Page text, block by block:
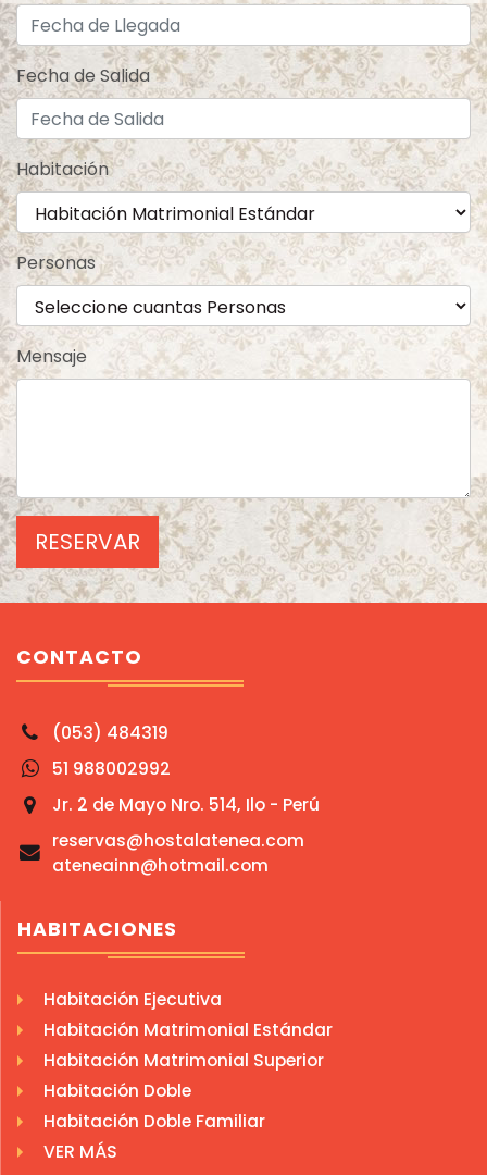
Fecha de Salida
Habitación
Personas
Mensaje
RESERVAR
CONTACTO
(053) 484319
51 988002992
Jr. 2 de Mayo Nro. 514, Ilo - Perú
reservas@hostalatenea.com
ateneainn@hotmail.com
HABITACIONES
Habitación Ejecutiva
Habitación Matrimonial Estándar
Habitación Matrimonial Superior
Habitación Doble
Habitación Doble Familiar
VER MÁS